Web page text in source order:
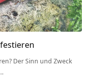
Der Sinn und Zweck